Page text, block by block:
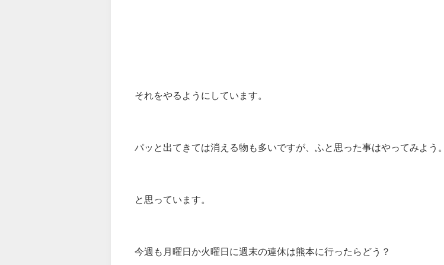
それをやるようにしています。
パッと出てきては消える物も多いですが、ふと思った事はやってみよう。
と思っています。
今週も月曜日か火曜日に週末の連休は熊本に行ったらどう？